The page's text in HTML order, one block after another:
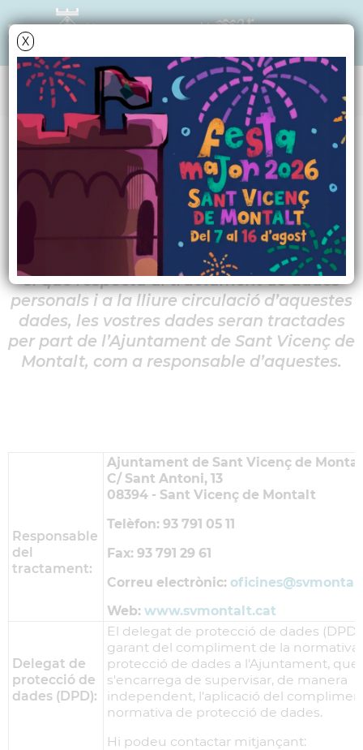
X
Data i hora oficial: 06-08-2026 05:41:16
INFORMACIÓ SOBRE PROTECCIÓ DE DADES
PERSONALS
D’acord amb l’article 13 del Reglament
(UE) 2016/679, de 27 d’abril de 2016, relatiu
a la protecció de les persones físiques en
el que respecta al tractament de dades
personals i a la lliure circulació d’aquestes
dades, les vostres dades seran tractades
per part de l’Ajuntament de Sant Vicenç de
Montalt, com a responsable d’aquestes.
Responsable
del
tractament:
Ajuntament de Sant Vicenç de
C/ Sant Antoni, 13
08394 - Sant Vicenç de Montalt
Telèfon: 93 791 05 11
Fax: 93 791 29 61
Correu electrònic: oficines
Web: www.svmontalt.cat
Delegat de
protecció de
dades (DPD):
El delegat de protecció de dades (DPD)
garant del compliment de la normativa
protecció de dades a l'Ajuntament, que
s'encarrega de supervisar, de manera
independent, l'aplicació del
normativa de protecció de dades.
Hi podeu contactar mitjançant: